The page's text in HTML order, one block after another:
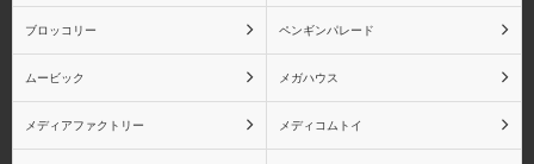
栗花落カナヲ 嘴平伊之助
胡蝶しのぶ 富岡義勇
ブロッコリー ペンギンパレード
ムービック メガハウス
メディアファクトリー メディコムトイ